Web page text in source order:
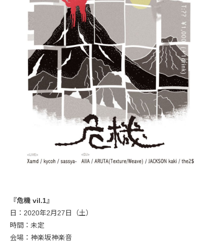
『危機 vil.1』
日：2020年2月27日（土）
時間：未定
会場：神楽坂神楽音